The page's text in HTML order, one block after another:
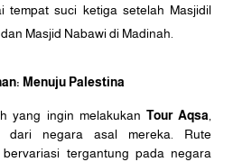
tempat suci ketiga setelah Masjidil
Masjid Nabawi di Madinah.
Menuju Palestina
yang ingin melakukan Tour Aqsa
dari negara asal mereka. Rute
tergantung pada negara